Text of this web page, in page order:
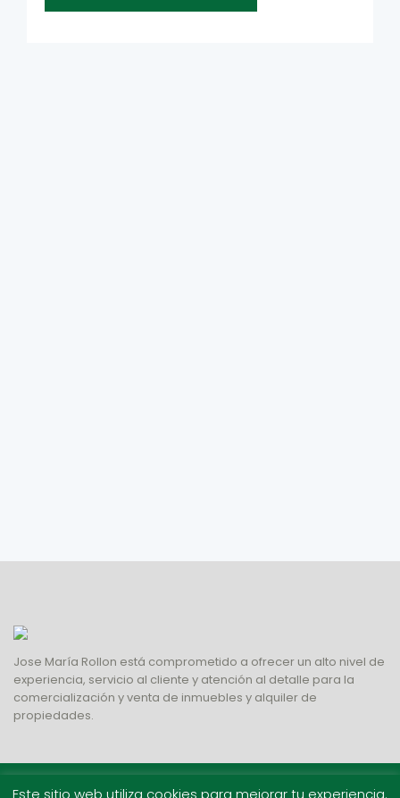
Jose María Rollon está comprometido a ofrecer un alto nivel de
experiencia, servicio al cliente y atención al detalle para la
comercialización y venta de inmuebles y alquiler de
propiedades.
Este sitio web utiliza cookies para mejorar tu experiencia.